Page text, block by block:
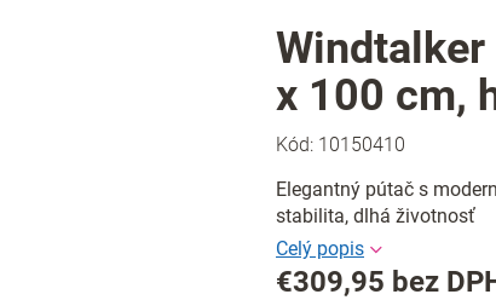
Windtalker
x 100 cm,
Kód: 10150410
Elegantný pútač s
stabilita, dlhá životnosť
€309,95 bez